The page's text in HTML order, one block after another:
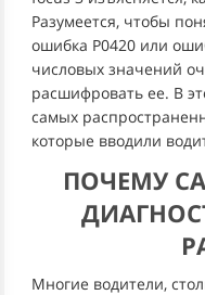
Разумеется, чтобы
ошибка P0420 или
числовых значений
расшифровать ее. В
самых
которые вводили
ПОЧЕМУ
Многие водители,